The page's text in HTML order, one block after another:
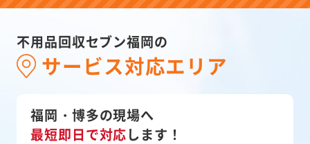
不用品回収セブン福岡の
サービス対応エリア
福岡・博多の現場へ
最短即日で対応します！